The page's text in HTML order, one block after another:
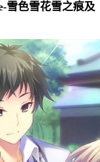
雪色雪花雪之痕及